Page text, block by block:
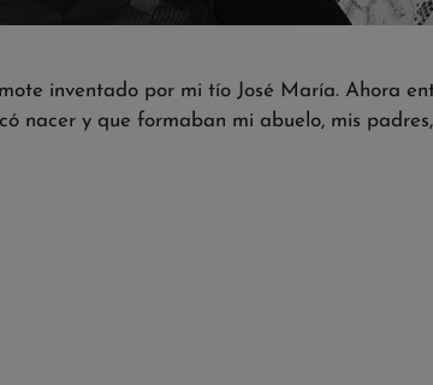
inventado por mi tío José María. Ahora
nacer y que formaban mi abuelo, mis